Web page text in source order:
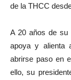
de la THCC
A 20 años de su
apoya y alienta
abrirse paso en
ello, su